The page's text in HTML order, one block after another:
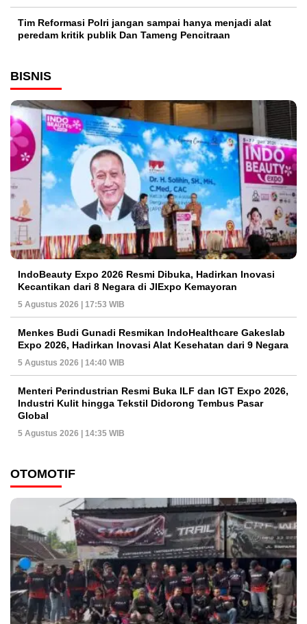
Tim Reformasi Polri jangan sampai hanya menjadi alat
peredam kritik publik Dan Tameng Pencitraan
BISNIS
IndoBeauty Expo 2026 Resmi Dibuka, Hadirkan Inovasi
Kecantikan dari 8 Negara di JIExpo Kemayoran
5 Agustus 2026 | 17:53 WIB
Menkes Budi Gunadi Resmikan IndoHealthcare Gakeslab
Expo 2026, Hadirkan Inovasi Alat Kesehatan dari 9 Negara
5 Agustus 2026 | 14:40 WIB
Menteri Perindustrian Resmi Buka ILF dan IGT Expo 2026,
Industri Kulit hingga Tekstil Didorong Tembus Pasar
Global
5 Agustus 2026 | 14:35 WIB
OTOMOTIF